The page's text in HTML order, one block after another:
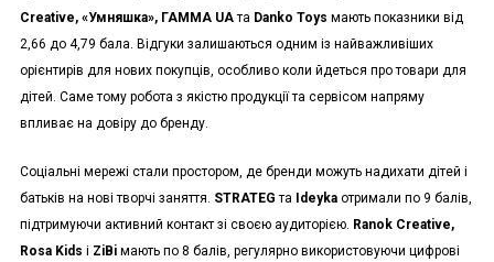
Creative, «Умняшка», ГАММА UAта Danko Toys мають показники від
2,66 до 4,79 бала. Відгуки залишаються одним із найважливіших
орієнтирів для нових покупців, особливо коли йдеться про товари для
дітей. Саме тому робота з якістю продукції та сервісом напряму
впливає на довіру до бренду.
Соціальні мережі стали простором, де бренди можуть надихати дітей і
батьків на нові творчі заняття. STRATEGта Ideykaотримали по 9 балів,
підтримуючи активний контакт зі своєю аудиторією. Ranok Creative,
Rosa Kids і ZiBi мають по 8 балів, регулярно використовуючи цифрові